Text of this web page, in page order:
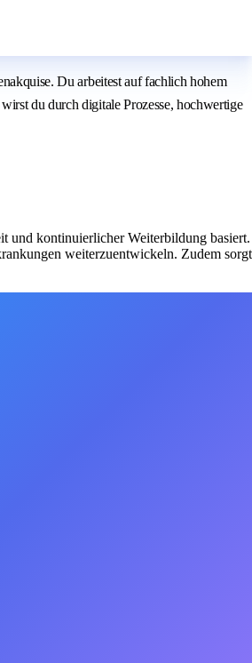
Du arbeitest auf fachlich hohem
du durch digitale Prozesse, hochwertige
und kontinuierlicher Weiterbildung basiert.
weiterzuentwickeln. Zudem sorgt